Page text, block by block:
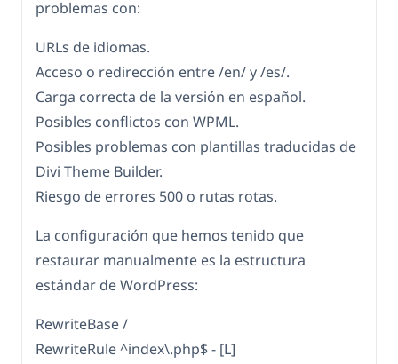
problemas con:
URLs de idiomas.
Acceso o redirección entre /en/ y /es/.
Carga correcta de la versión en español.
Posibles conflictos con WPML.
Posibles problemas con plantillas traducidas de
Divi Theme Builder.
Riesgo de errores 500 o rutas rotas.
La configuración que hemos tenido que
restaurar manualmente es la estructura
estándar de WordPress:
RewriteBase /
RewriteRule ^index\.php$ - [L]